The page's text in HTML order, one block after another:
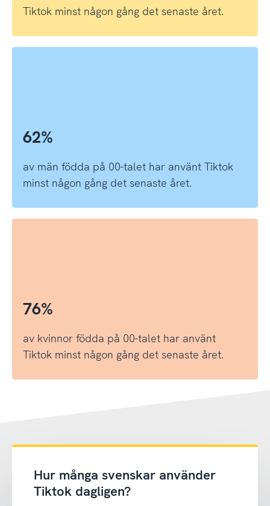
Tiktok minst någon gång det senaste året.
62%
av män födda på 00-talet har använt Tiktok
minst någon gång det senaste året.
76%
av kvinnor födda på 00-talet har använt
Tiktok minst någon gång det senaste året.
Hur många svenskar använder
Tiktok dagligen?